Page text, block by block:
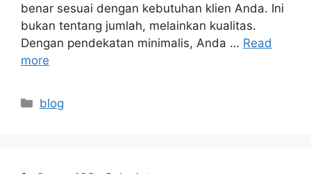
benar sesuai dengan kebutuhan klien Anda. Ini
bukan tentang jumlah, melainkan kualitas.
Dengan pendekatan minimalis, Anda … Read
more
Kategori
blog